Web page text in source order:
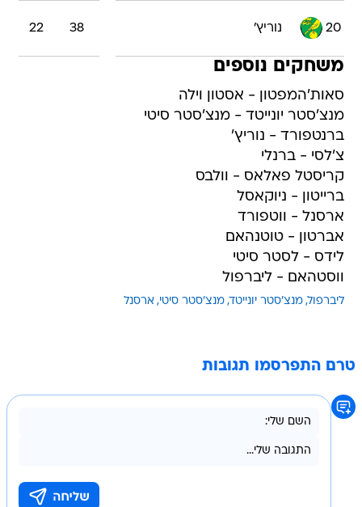
20 נוריץ' 38
22
משחקים נוספים
סאות'המפטון - אסטון וילה
מנצ'סטר יונייטד - מנצ'סטר סיטי
ברנטפורד - נוריץ'
צ'לסי - ברנלי
קריסטל פאלאס - וולבס
ברייטון - ניוקאסל
ארסנל - ווטפורד
אברטון - טוטנהאם
לידס - לסטר סיטי
ווסטהאם - ליברפול
ליברפול מנצ'סטר יונייטד מנצ'סטר סיטי ארסנל
טרם התפרסמו תגובות